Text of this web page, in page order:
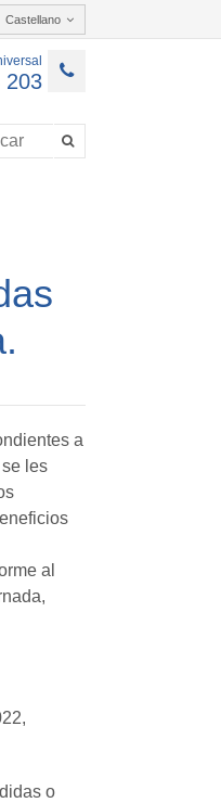
Castellano
203
a
les
al
o